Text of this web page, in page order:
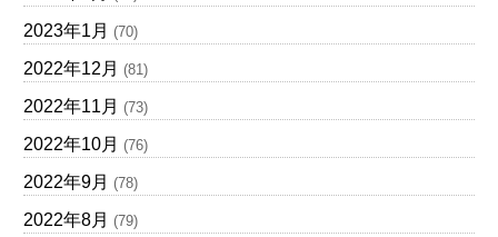
2023年1月 (70)
2022年12月 (81)
2022年11月 (73)
2022年10月 (76)
2022年9月 (78)
2022年8月 (79)